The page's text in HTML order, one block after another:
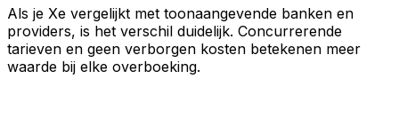
Als je Xe vergelijkt met toonaangevende banken en
providers, is het verschil duidelijk. Concurrerende
tarieven en geen verborgen kosten betekenen meer
waarde bij elke overboeking.